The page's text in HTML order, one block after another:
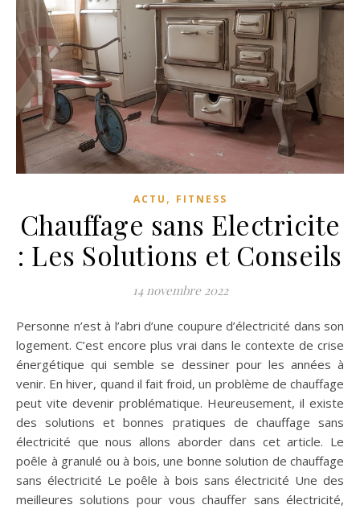
ACTU , FITNESS
Chauffage sans Electricite
: Les Solutions et Conseils
14 novembre 2022
Personne n’est à l’abri d’une coupure d’électricité dans son
logement. C’est encore plus vrai dans le contexte de crise
énergétique qui semble se dessiner pour les années à
venir. En hiver, quand il fait froid, un problème de chauffage
peut vite devenir problématique. Heureusement, il existe
des solutions et bonnes pratiques de chauffage sans
électricité que nous allons aborder dans cet article. Le
poêle à granulé ou à bois, une bonne solution de chauffage
sans électricité Le poêle à bois sans électricité Une des
meilleures solutions pour vous chauffer sans électricité,